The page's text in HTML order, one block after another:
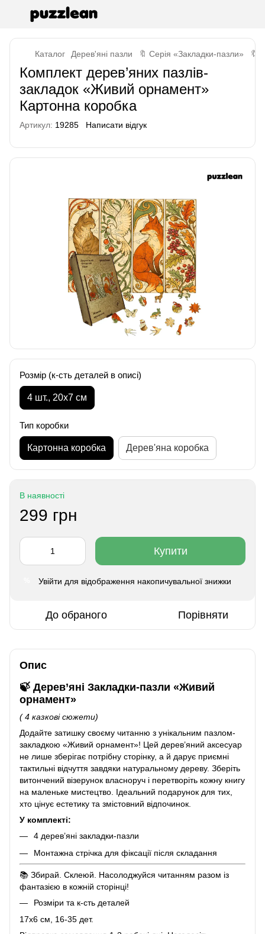
Каталог Дерев'яні пазли 🔖 Серія «Закладки-пазли» 🔖
Комплект дерев’яних пазлів-
закладок «Живий орнамент»
Картонна коробка
Артикул: 19285 Написати відгук
Розмір (к-сть деталей в описі)
4 шт., 20х7 см
Тип коробки
Картонна коробка Дерев'яна коробка
В наявності
299 грн
Купити
Увійти для відображення накопичувальної знижки
До обраного Порівняти
Опис
🍃 Дерев’яні Закладки-пазли «Живий
орнамент»
( 4 казкові сюжети)
Додайте затишку своєму читанню з унікальним пазлом-
закладкою «Живий орнамент»! Цей дерев’яний аксесуар
не лише зберігає потрібну сторінку, а й дарує приємні
тактильні відчуття завдяки натуральному дереву. Зберіть
витончений візерунок власноруч і перетворіть кожну книгу
на маленьке мистецтво. Ідеальний подарунок для тих,
хто цінує естетику та змістовний відпочинок.
У комплекті:
4 дерев’яні закладки-пазли
Монтажна стрічка для фіксації після складання
📚 Збирай. Склеюй. Насолоджуйся читанням разом із
фантазією в кожній сторінці!
Розміри та к-сть деталей
17х6 см, 16-35 дет.